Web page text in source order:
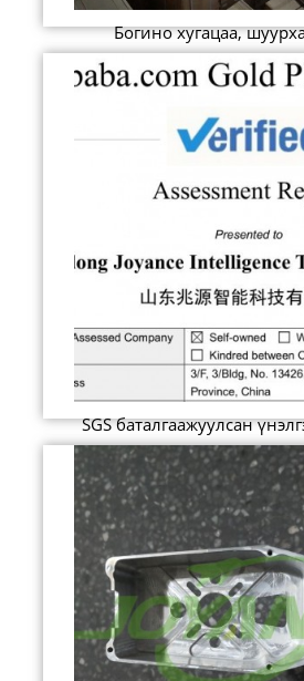
Богино хугацаа,
SGS баталгаажуулсан